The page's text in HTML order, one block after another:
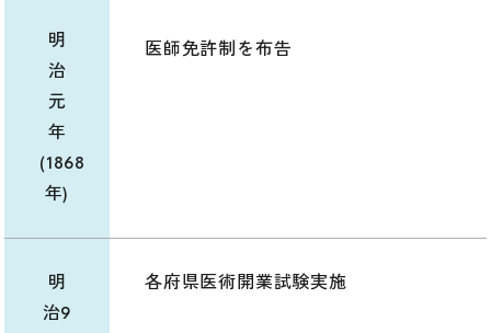
八幡
医師
のみ
医療
明
治
元
年
(1868
年)
医師免許制を布告
明
治9
各府県医術開業試験実施